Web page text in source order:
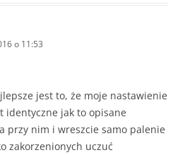
o 11:53
jest to, że moje nastawienie
identyczne jak to opisane
przy nim i wreszcie samo palenie
zakorzenionych uczuć